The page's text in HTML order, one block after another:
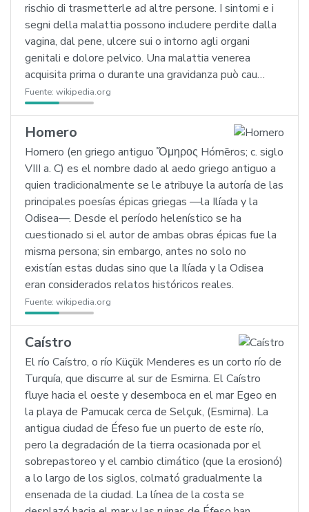
rischio di trasmetterle ad altre persone. I sintomi e i
segni della malattia possono includere perdite dalla
vagina, dal pene, ulcere sui o intorno agli organi
genitali e dolore pelvico. Una malattia venerea
acquisita prima o durante una gravidanza può cau…
Fuente: wikipedia.org
Homero
Homero (en griego antiguo Ὅμηρος Hómēros; c. siglo
VIII a. C) es el nombre dado al aedo griego antiguo a
quien tradicionalmente se le atribuye la autoría de las
principales poesías épicas griegas —la Ilíada y la
Odisea—. Desde el período helenístico se ha
cuestionado si el autor de ambas obras épicas fue la
misma persona; sin embargo, antes no solo no
existían estas dudas sino que la Ilíada y la Odisea
eran considerados relatos históricos reales.
Fuente: wikipedia.org
Caístro
El río Caístro, o río Küçük Menderes es un corto río de
Turquía, que discurre al sur de Esmirna. El Caístro
fluye hacia el oeste y desemboca en el mar Egeo en
la playa de Pamucak cerca de Selçuk, (Esmirna). La
antigua ciudad de Éfeso fue un puerto de este río,
pero la degradación de la tierra ocasionada por el
sobrepastoreo y el cambio climático (que la erosionó)
a lo largo de los siglos, colmató gradualmente la
ensenada de la ciudad. La línea de la costa se